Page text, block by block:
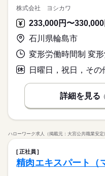
株式会社 ヨシカワ
石川県輪島市
日曜日，祝日，その
詳細を見る
ハローワーク求人（掲載元：大宮公共職業安定
正社員
精肉エキスパート（